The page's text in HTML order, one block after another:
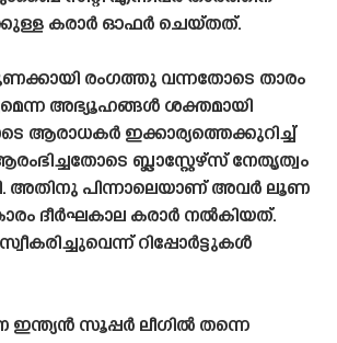
കരാർ ഓഫർ ചെയ്‌തത്‌.
രംഗത്തു വന്നതോടെ താരം
അഭ്യൂഹങ്ങൾ ശക്തമായി
ആരാധകർ ഇക്കാര്യത്തെക്കുറിച്ച്
ബ്ലാസ്റ്റേഴ്‌സ് നേതൃത്വം
അതിനു പിന്നാലെയാണ് അവർ ലൂണ
ദീർഘകാല കരാർ നൽകിയത്.
റിപ്പോർട്ടുകൾ
സൂപ്പർ ലീഗിൽ തന്നെ